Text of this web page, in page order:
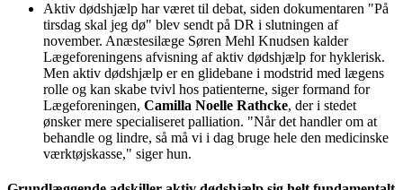
Aktiv dødshjælp har været til debat, siden dokumentaren "På
tirsdag skal jeg dø" blev sendt på DR i slutningen af
november. Anæstesilæge Søren Mehl Knudsen kalder
Lægeforeningens afvisning af aktiv dødshjælp for hyklerisk.
Men aktiv dødshjælp er en glidebane i modstrid med lægens
rolle og kan skabe tvivl hos patienterne, siger formand for
Lægeforeningen, Camilla Noelle Rathcke, der i stedet
ønsker mere specialiseret palliation. "Når det handler om at
behandle og lindre, så må vi i dag bruge hele den medicinske
værktøjskasse," siger hun.